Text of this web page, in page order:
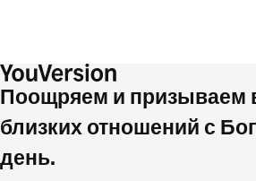
Поощряем и призываем
близких отношений с
день.